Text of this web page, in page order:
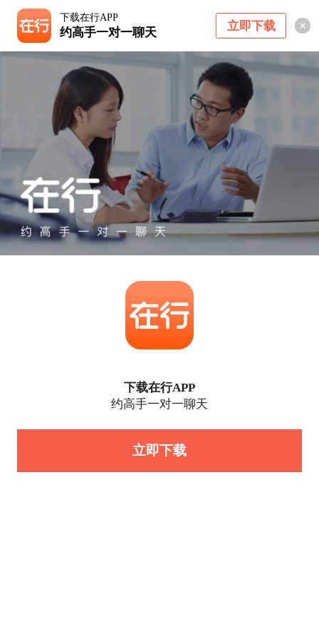
下载在行APP
约高手一对一聊天 立即下载
下载在行APP
约高手一对一聊天
立即下载